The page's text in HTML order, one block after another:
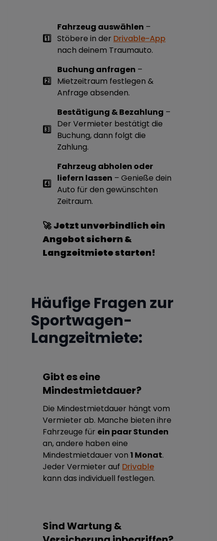
1️⃣
Fahrzeug auswählen –
Stöbere in der Drivable-App
nach deinem Traumauto.
2️⃣
Buchung anfragen –
Mietzeitraum festlegen &
Anfrage absenden.
3️⃣
Bestätigung & Bezahlung –
Der Vermieter bestätigt die
Buchung, dann folgt die
Zahlung.
4️⃣
Fahrzeug abholen oder
liefern lassen – Genieße dein
Auto für den gewünschten
Zeitraum.
🚀Jetzt unverbindlich ein
Angebot sichern &
Langzeitmiete starten!
Häufige Fragen zur
Sportwagen-
Langzeitmiete:
Gibt es eine
Mindestmietdauer?
Die Mindestmietdauer hängt vom
Vermieter ab. Manche bieten ihre
Fahrzeuge für ein paar Stunden
an, andere haben eine
Mindestmietdauer von 1 Monat.
Jeder Vermieter auf Drivable
kann das individuell festlegen.
Sind Wartung &